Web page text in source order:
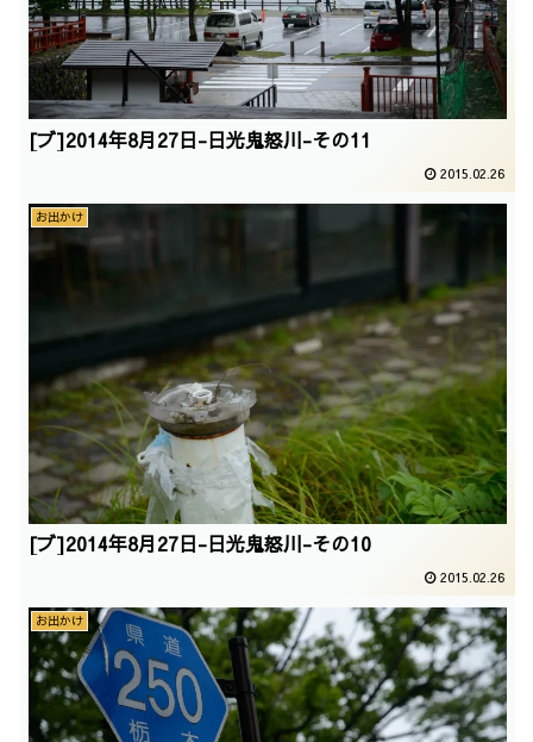
[ブ]2014年8月27日-日光鬼怒川-その11
2015.02.26
お出かけ
[ブ]2014年8月27日-日光鬼怒川-その10
2015.02.26
お出かけ